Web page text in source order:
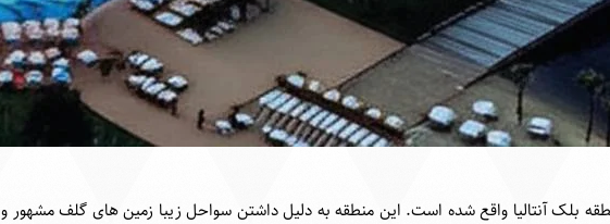
بلک آنتالیا واقع شده است. این منطقه به دلیل داشتن سواحل زیبا زمین های گلف مشهور و